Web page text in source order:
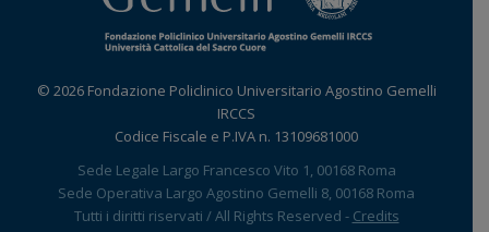
© 2026 Fondazione Policlinico Universitario Agostino Gemelli
IRCCS
Codice Fiscale e P.IVA n. 13109681000
Sede Legale Largo Francesco Vito 1, 00168 Roma
Sede Operativa Largo Agostino Gemelli 8, 00168 Roma
Tutti i diritti riservati / All Rights Reserved - Credits